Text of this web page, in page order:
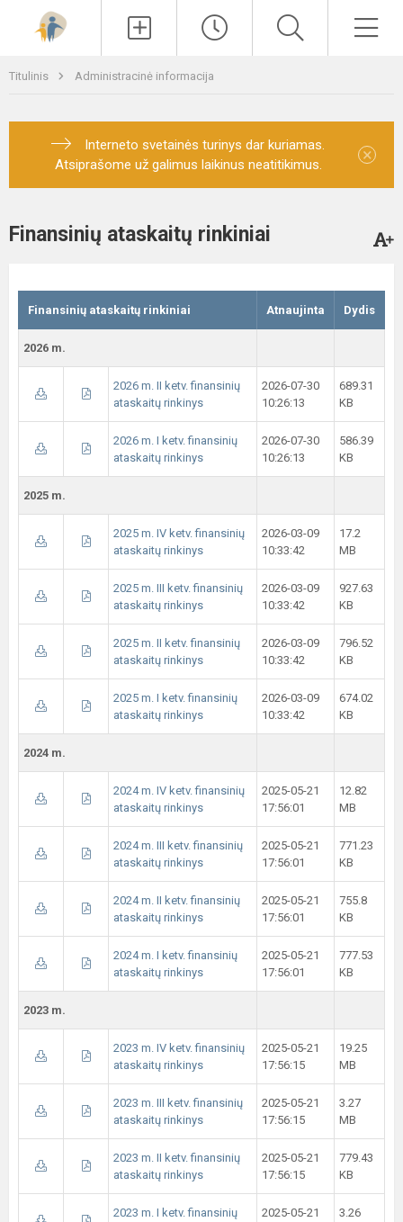
Titulinis Administracinė informacija
Interneto svetainės turinys dar kuriamas.
Atsiprašome už galimus laikinus neatitikimus.
×
Finansinių ataskaitų rinkiniai
Finansinių ataskaitų rinkiniai Atnaujinta Dydis
2026 m.
2026 m. II ketv. finansinių
ataskaitų rinkinys
2026-07-30
10:26:13
689.31
KB
2026 m. I ketv. finansinių
ataskaitų rinkinys
2026-07-30
10:26:13
586.39
KB
2025 m.
2025 m. IV ketv. finansinių
ataskaitų rinkinys
2026-03-09
10:33:42
17.2
MB
2025 m. III ketv. finansinių
ataskaitų rinkinys
2026-03-09
10:33:42
927.63
KB
2025 m. II ketv. finansinių
ataskaitų rinkinys
2026-03-09
10:33:42
796.52
KB
2025 m. I ketv. finansinių
ataskaitų rinkinys
2026-03-09
10:33:42
674.02
KB
2024 m.
2024 m. IV ketv. finansinių
ataskaitų rinkinys
2025-05-21
17:56:01
12.82
MB
2024 m. III ketv. finansinių
ataskaitų rinkinys
2025-05-21
17:56:01
771.23
KB
2024 m. II ketv. finansinių
ataskaitų rinkinys
2025-05-21
17:56:01
755.8
KB
2024 m. I ketv. finansinių
ataskaitų rinkinys
2025-05-21
17:56:01
777.53
KB
2023 m.
2023 m. IV ketv. finansinių
ataskaitų rinkinys
2025-05-21
17:56:15
19.25
MB
2023 m. III ketv. finansinių
ataskaitų rinkinys
2025-05-21
17:56:15
3.27
MB
2023 m. II ketv. finansinių
ataskaitų rinkinys
2025-05-21
17:56:15
779.43
KB
2023 m. I ketv. finansinių
2025-05-21
3.26